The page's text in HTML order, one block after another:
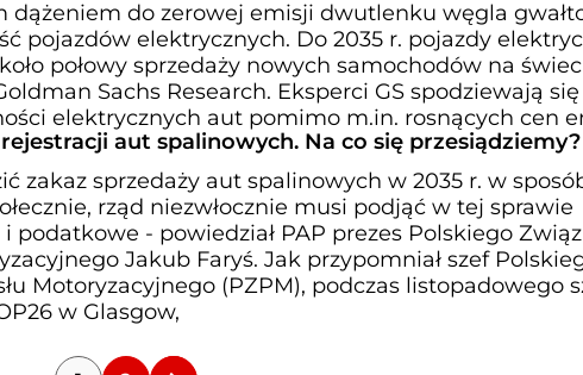
dążeniem do zerowej emisji dwutlenku węgla
pojazdów elektrycznych. Do 2035 r. pojazdy
połowy sprzedaży nowych samochodów na
Sachs Research. Eksperci GS spodziewają się
elektrycznych aut pomimo m.in. rosnących cen
aut spalinowych. Na co się przesiądziemy?
zakaz sprzedaży aut spalinowych w 2035 r. w
rząd niezwłocznie musi podjąć w tej sprawie
i podatkowe - powiedział PAP prezes Polskiego
Jakub Faryś. Jak przypomniał szef
Motoryzacyjnego (PZPM), podczas listopadowego
w Glasgow,